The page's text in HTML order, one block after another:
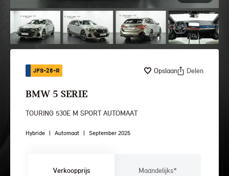
JFS-25-R Opslaan Delen
BMW 5 SERIE
TOURING 530E M SPORT AUTOMAAT
Hybride | Automaat | September 2025
Verkoopprijs Maandelijks*